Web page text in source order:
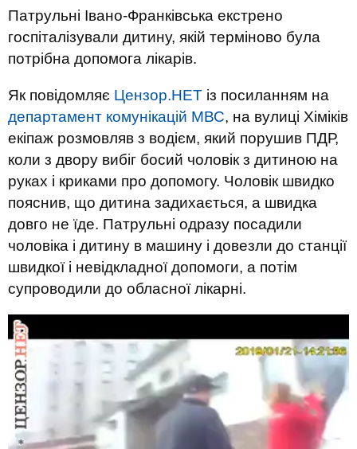
Патрульні Івано-Франківська екстрено
госпіталізували дитину, якій терміново була
потрібна допомога лікарів.
Як повідомляє Цензор.НЕТ із посиланням на
департамент комунікацій МВС, на вулиці Хіміків
екіпаж розмовляв з водієм, який порушив ПДР,
коли з двору вибіг босий чоловік з дитиною на
руках і криками про допомогу. Чоловік швидко
пояснив, що дитина задихається, а швидка
довго не їде. Патрульні одразу посадили
чоловіка і дитину в машину і довезли до станції
швидкої і невідкладної допомоги, а потім
супроводили до обласної лікарні.